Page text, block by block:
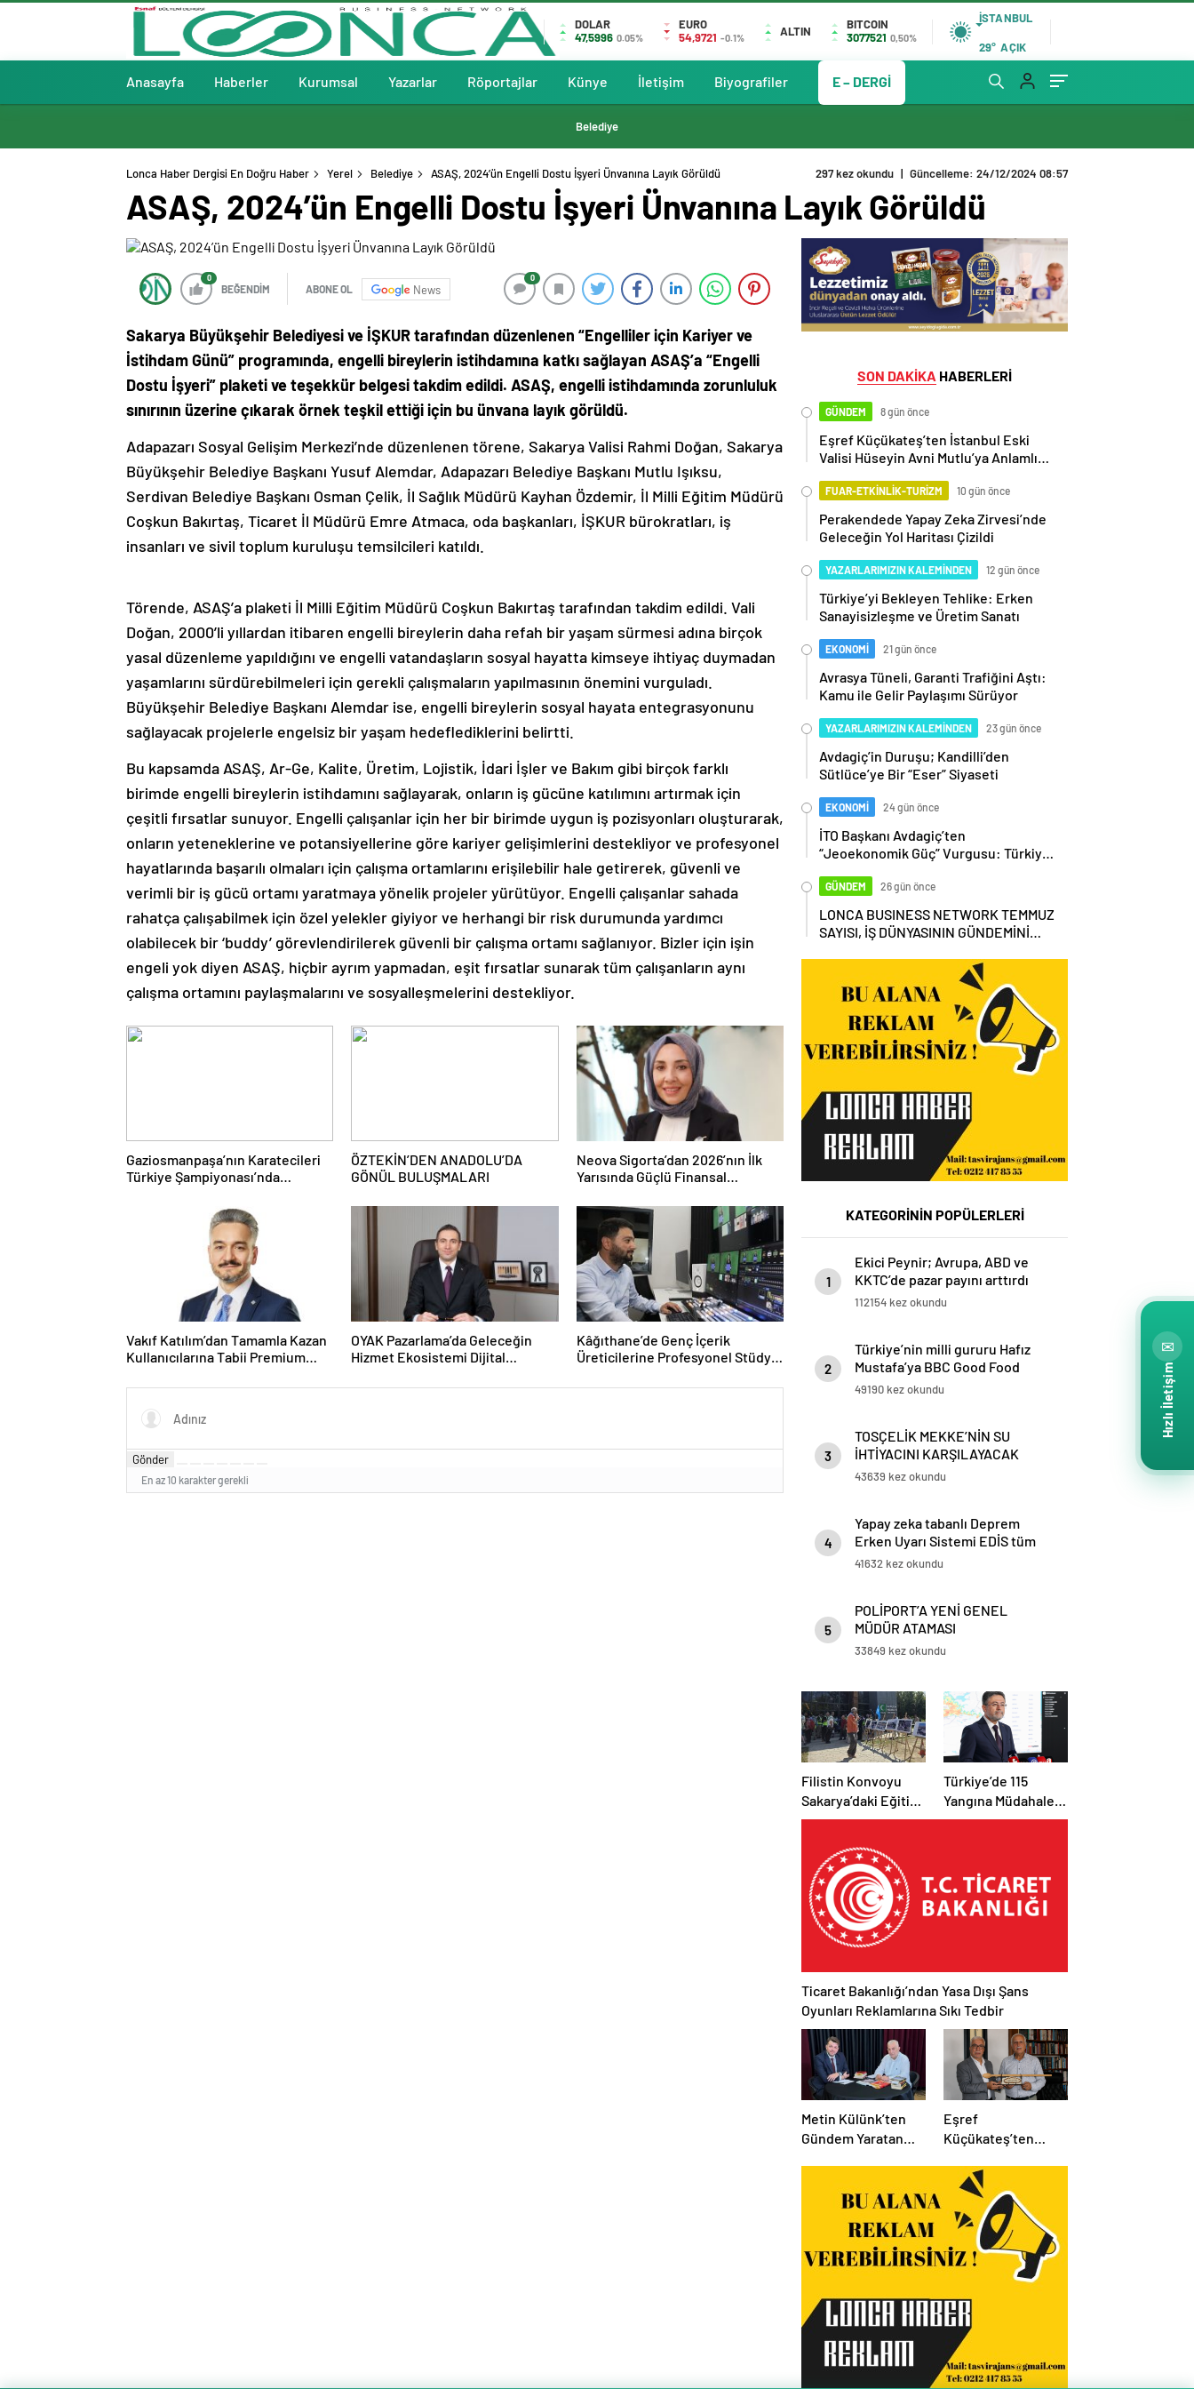
DOLAR
47,5996 0.05%
EURO
54,9721 -0.1% ALTIN
BITCOIN
3077521 0,50%
İSTANBUL
29° AÇIK
Anasayfa Haberler Kurumsal Yazarlar Röportajlar Künye İletişim Biyografiler E – DERGİ
Belediye
Lonca Haber Dergisi En Doğru Haber Yerel Belediye ASAŞ, 2024’ün Engelli Dostu İşyeri Ünvanına Layık Görüldü 297 kez okundu | Güncelleme: 24/12/2024 08:57
ASAŞ, 2024’ün Engelli Dostu İşyeri Ünvanına Layık Görüldü
0
BEĞENDİM ABONE OL News
0
Sakarya Büyükşehir Belediyesi ve İŞKUR tarafından düzenlenen “Engelliler için Kariyer ve
İstihdam Günü” programında, engelli bireylerin istihdamına katkı sağlayan ASAŞ’a “Engelli
Dostu İşyeri” plaketi ve teşekkür belgesi takdim edildi. ASAŞ, engelli istihdamında zorunluluk
sınırının üzerine çıkarak örnek teşkil ettiği için bu ünvana layık görüldü.
Adapazarı Sosyal Gelişim Merkezi’nde düzenlenen törene, Sakarya Valisi Rahmi Doğan, Sakarya
Büyükşehir Belediye Başkanı Yusuf Alemdar, Adapazarı Belediye Başkanı Mutlu Işıksu,
Serdivan Belediye Başkanı Osman Çelik, İl Sağlık Müdürü Kayhan Özdemir, İl Milli Eğitim Müdürü
Coşkun Bakırtaş, Ticaret İl Müdürü Emre Atmaca, oda başkanları, İŞKUR bürokratları, iş
insanları ve sivil toplum kuruluşu temsilcileri katıldı.
Törende, ASAŞ’a plaketi İl Milli Eğitim Müdürü Coşkun Bakırtaş tarafından takdim edildi. Vali
Doğan, 2000’li yıllardan itibaren engelli bireylerin daha refah bir yaşam sürmesi adına birçok
yasal düzenleme yapıldığını ve engelli vatandaşların sosyal hayatta kimseye ihtiyaç duymadan
yaşamlarını sürdürebilmeleri için gerekli çalışmaların yapılmasının önemini vurguladı.
Büyükşehir Belediye Başkanı Alemdar ise, engelli bireylerin sosyal hayata entegrasyonunu
sağlayacak projelerle engelsiz bir yaşam hedeflediklerini belirtti.
Bu kapsamda ASAŞ, Ar-Ge, Kalite, Üretim, Lojistik, İdari İşler ve Bakım gibi birçok farklı
birimde engelli bireylerin istihdamını sağlayarak, onların iş gücüne katılımını artırmak için
çeşitli fırsatlar sunuyor. Engelli çalışanlar için her bir birimde uygun iş pozisyonları oluşturarak,
onların yeteneklerine ve potansiyellerine göre kariyer gelişimlerini destekliyor ve profesyonel
hayatlarında başarılı olmaları için çalışma ortamlarını erişilebilir hale getirerek, güvenli ve
verimli bir iş gücü ortamı yaratmaya yönelik projeler yürütüyor. Engelli çalışanlar sahada
rahatça çalışabilmek için özel yelekler giyiyor ve herhangi bir risk durumunda yardımcı
olabilecek bir ‘buddy’ görevlendirilerek güvenli bir çalışma ortamı sağlanıyor. Bizler için işin
engeli yok diyen ASAŞ, hiçbir ayrım yapmadan, eşit fırsatlar sunarak tüm çalışanların aynı
çalışma ortamını paylaşmalarını ve sosyalleşmelerini destekliyor.
Gaziosmanpaşa’nın Karatecileri
Türkiye Şampiyonası’nda
ÖZTEKİN’DEN ANADOLU’DA
GÖNÜL BULUŞMALARI
Neova Sigorta’dan 2026’nın İlk
Yarısında Güçlü Finansal
Vakıf Katılım’dan Tamamla Kazan
Kullanıcılarına Tabii Premium
OYAK Pazarlama’da Geleceğin
Hizmet Ekosistemi Dijital
Kâğıthane’de Genç İçerik
Üreticilerine Profesyonel Stüdyo
Gönder
En az 10 karakter gerekli
SON DAKİKA HABERLERİ
GÜNDEM 8 gün önce
Eşref Küçükateş’ten İstanbul Eski
Valisi Hüseyin Avni Mutlu’ya Anlamlı
FUAR-ETKİNLİK-TURİZM 10 gün önce
Perakendede Yapay Zeka Zirvesi’nde
Geleceğin Yol Haritası Çizildi
YAZARLARIMIZIN KALEMİNDEN 12 gün önce
Türkiye’yi Bekleyen Tehlike: Erken
Sanayisizleşme ve Üretim Sanatı
EKONOMİ 21 gün önce
Avrasya Tüneli, Garanti Trafiğini Aştı:
Kamu ile Gelir Paylaşımı Sürüyor
YAZARLARIMIZIN KALEMİNDEN 23 gün önce
Avdagiç’in Duruşu; Kandilli’den
Sütlüce’ye Bir “Eser” Siyaseti
EKONOMİ 24 gün önce
İTO Başkanı Avdagiç’ten
“Jeoekonomik Güç” Vurgusu: Türkiye,
Olmalı
GÜNDEM 26 gün önce
LONCA BUSINESS NETWORK TEMMUZ
SAYISI, İŞ DÜNYASININ GÜNDEMİNİ
KATEGORİNİN POPÜLERLERİ
1
Ekici Peynir; Avrupa, ABD ve
KKTC’de pazar payını arttırdı
112154 kez okundu
2
Türkiye’nin milli gururu Hafız
Mustafa’ya BBC Good Food
ödülü
49190 kez okundu
3
TOSÇELİK MEKKE’NİN SU
İHTİYACINI KARŞILAYACAK
PROJESİ’NİN BORU TEDARİKİNİ
43639 kez okundu
4
Yapay zeka tabanlı Deprem
Erken Uyarı Sistemi EDİS tüm
Marmara’da kullanılmaya
41632 kez okundu
5
POLİPORT’A YENİ GENEL
MÜDÜR ATAMASI
33849 kez okundu
Filistin Konvoyu
Sakarya’daki Eğitim
Kampını
Etabı Başlıyor
Türkiye’de 115
Yangına Müdahale
Edildi: 110’u Kontrol
Ticaret Bakanlığı’ndan Yasa Dışı Şans
Oyunları Reklamlarına Sıkı Tedbir
Metin Külünk’ten
Gündem Yaratan
Siyasete İlişkin
Mesajlar
Eşref
Küçükateş’ten
Hüseyin Avni
Mutlu’ya Anlamlı
Ziyaret
✉
Hızlı İletişim